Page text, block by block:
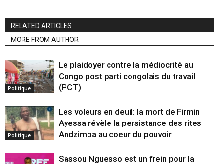
RELATED ARTICLES
MORE FROM AUTHOR
Politique
Le plaidoyer contre la médiocrité au
Congo post parti congolais du travail
(PCT)
Politique
Les voleurs en deuil: la mort de Firmin
Ayessa révèle la persistance des rites
Andzimba au coeur du pouvoir
Sassou Nguesso est un frein pour la